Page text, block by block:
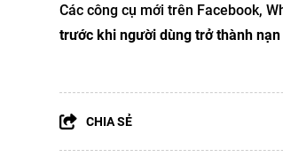
Các công cụ mới trên Facebook,
trước khi người dùng trở thành nạn
CHIA SẺ